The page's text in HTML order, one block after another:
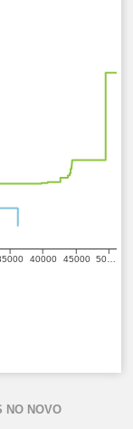
40000 45000 50…
NO NOVO